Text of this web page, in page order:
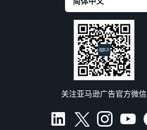
关注亚马逊广告官方微信